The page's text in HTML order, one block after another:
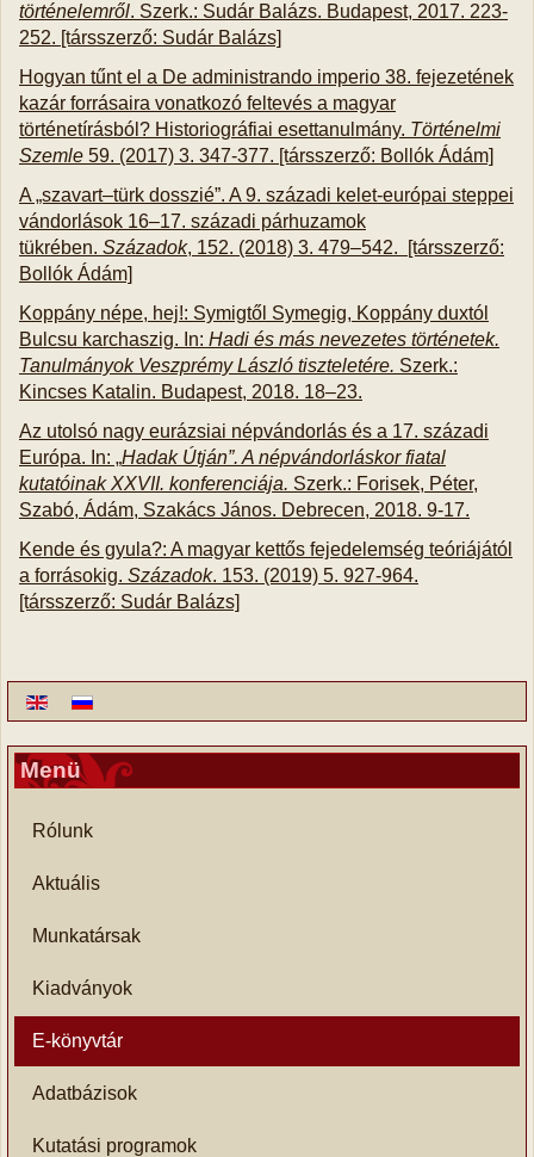
történelemről. Szerk.: Sudár Balázs. Budapest, 2017. 223-
252. [társszerző: Sudár Balázs]
Hogyan tűnt el a De administrando imperio 38. fejezetének
kazár forrásaira vonatkozó feltevés a magyar
történetírásból? Historiográfiai esettanulmány. Történelmi
Szemle 59. (2017) 3. 347-377. [társszerző: Bollók Ádám]
A „szavart–türk dosszié”. A 9. századi kelet-európai steppei
vándorlások 16–17. századi párhuzamok
tükrében. Századok, 152. (2018) 3. 479–542. [társszerző:
Bollók Ádám]
Koppány népe, hej!: Symigtől Symegig, Koppány duxtól
Bulcsu karchaszig. In: Hadi és más nevezetes történetek.
Tanulmányok Veszprémy László tiszteletére. Szerk.:
Kincses Katalin. Budapest, 2018. 18–23.
Az utolsó nagy eurázsiai népvándorlás és a 17. századi
Európa. In: „Hadak Útján”. A népvándorláskor fiatal
kutatóinak XXVII. konferenciája. Szerk.: Forisek, Péter,
Szabó, Ádám, Szakács János. Debrecen, 2018. 9-17.
Kende és gyula?: A magyar kettős fejedelemség teóriájától
a forrásokig. Századok. 153. (2019) 5. 927-964.
[társszerző: Sudár Balázs]
Menü
Rólunk
Aktuális
Munkatársak
Kiadványok
E-könyvtár
Adatbázisok
Kutatási programok